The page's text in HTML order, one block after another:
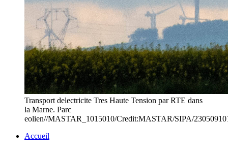
Transport delectricite Tres Haute Tension par RTE dans
la Marne. Parc
eolien//MASTAR_1015010/Credit:MASTAR/SIPA/
Accueil